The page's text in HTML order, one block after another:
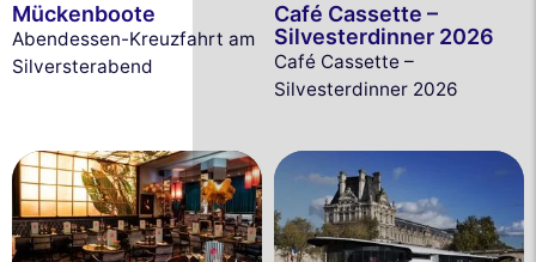
Mückenboote
Abendessen-Kreuzfahrt am
Silversterabend
Café Cassette –
Silvesterdinner 2026
Café Cassette –
Silvesterdinner 2026